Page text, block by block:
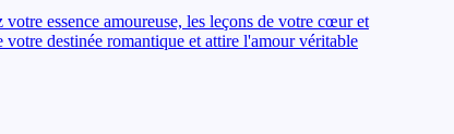
essence amoureuse, les leçons de votre cœur et
destinée romantique et attire l'amour véritable